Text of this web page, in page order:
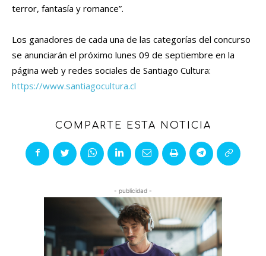
terror, fantasía y romance”.
Los ganadores de cada una de las categorías del concurso
se anunciarán el próximo lunes 09 de septiembre en la
página web y redes sociales de Santiago Cultura:
https://www.santiagocultura.cl
COMPARTE ESTA NOTICIA
- publicidad -